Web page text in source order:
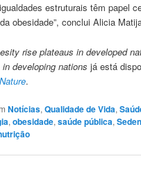
estruturais têm papel
obesidade”, conclui Alicia
rise plateaus in developed
in developing nationsjá está
.
Notícias,Qualidade de Vida,
,obesidade,saúde pública,